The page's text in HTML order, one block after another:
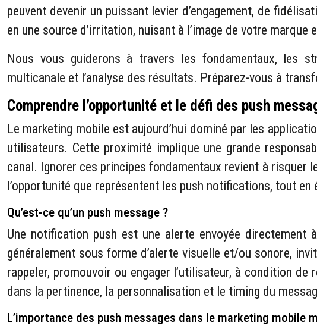
peuvent devenir un puissant levier d’engagement, de
en une source d’irritation, nuisant à l’image de votre
Nous vous guiderons à travers les fondamentaux, les
multicanale et l’analyse des résultats. Préparez-vous à
Comprendre l’opportunité et le défi des push
Le marketing mobile est aujourd’hui dominé par les
utilisateurs. Cette proximité implique une grande
canal. Ignorer ces principes fondamentaux revient à
l’opportunité que représentent les push notifications, tout
Qu’est-ce qu’un push message ?
Une notification push est une alerte envoyée directement
généralement sous forme d’alerte visuelle et/ou sonore,
rappeler, promouvoir ou engager l’utilisateur, à condition
dans la pertinence, la personnalisation et le timing du
L’importance des push messages dans le marketing mobile